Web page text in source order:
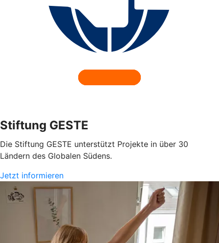
Stiftung GESTE
Die Stiftung GESTE unterstützt Projekte in über 30
Ländern des Globalen Südens.
Jetzt informieren